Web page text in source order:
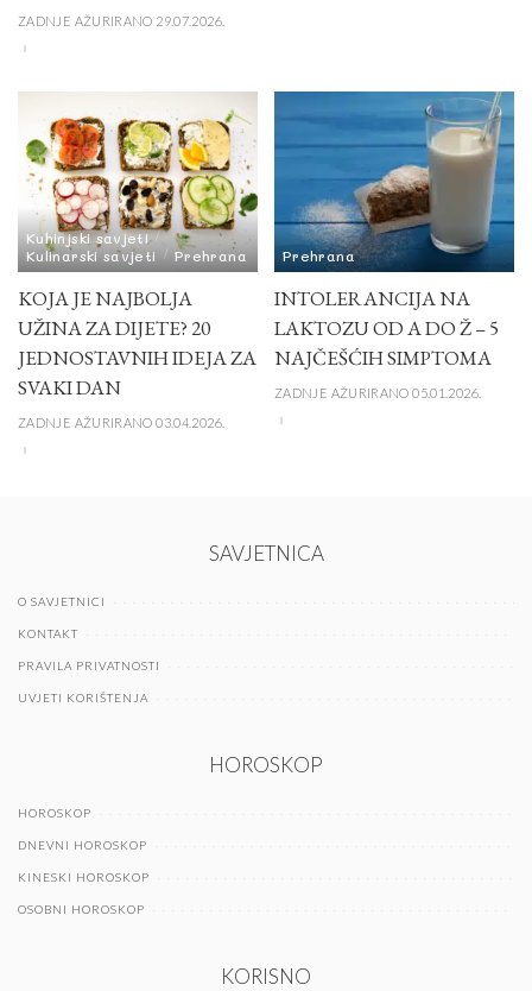
ZADNJE AŽURIRANO 29.07.2026.
Kuhinjski savjeti
Kulinarski savjeti
Prehrana
KOJA JE NAJBOLJA
UŽINA ZA DIJETE? 20
JEDNOSTAVNIH IDEJA ZA
SVAKI DAN
ZADNJE AŽURIRANO 03.04.2026.
Prehrana
INTOLERANCIJA NA
LAKTOZU OD A DO Ž – 5
NAJČEŠĆIH SIMPTOMA
ZADNJE AŽURIRANO 05.01.2026.
SAVJETNICA
O SAVJETNICI
KONTAKT
PRAVILA PRIVATNOSTI
UVJETI KORIŠTENJA
HOROSKOP
HOROSKOP
DNEVNI HOROSKOP
KINESKI HOROSKOP
OSOBNI HOROSKOP
KORISNO